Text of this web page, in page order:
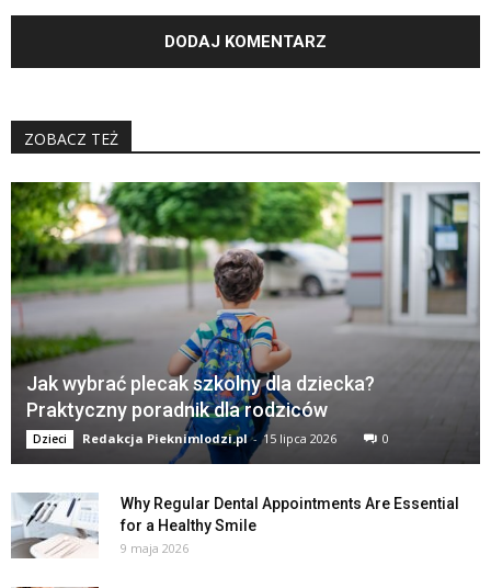
ZOBACZ TEŻ
Jak wybrać plecak szkolny dla dziecka?
Praktyczny poradnik dla rodziców
Dzieci Redakcja Pieknimlodzi.pl - 15 lipca 2026 0
Why Regular Dental Appointments Are Essential
for a Healthy Smile
9 maja 2026